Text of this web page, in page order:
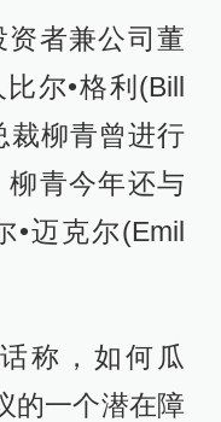
者兼公司董
尔•格利(Bill
裁柳青曾进行
青今年还与
•迈克尔(Emil
称，如何瓜
的一个潜在障